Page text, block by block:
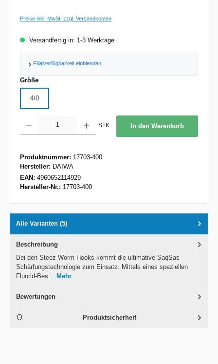
Preise inkl. MwSt. zzgl. Versandkosten
Versandfertig in: 1-3 Werktage
Filialverfügbarkeit einblenden
Größeauswählen
4/0
STK In den Warenkorb
Produktnummer: 17703-400
Hersteller: DAIWA
EAN: 4960652114929
Hersteller-Nr.: 17703-400
Alle Varianten (5)
Beschreibung
Bei den Steez Worm Hooks kommt die ultimative SaqSas
Schärfungstechnologie zum Einsatz. Mittels eines speziellen
Fluorid-Bes… Mehr
Bewertungen
Produktsicherheit